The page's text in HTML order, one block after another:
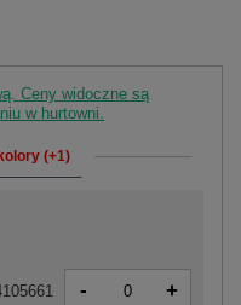
Ceny widoczne są
w hurtowni.
(+1)
- +